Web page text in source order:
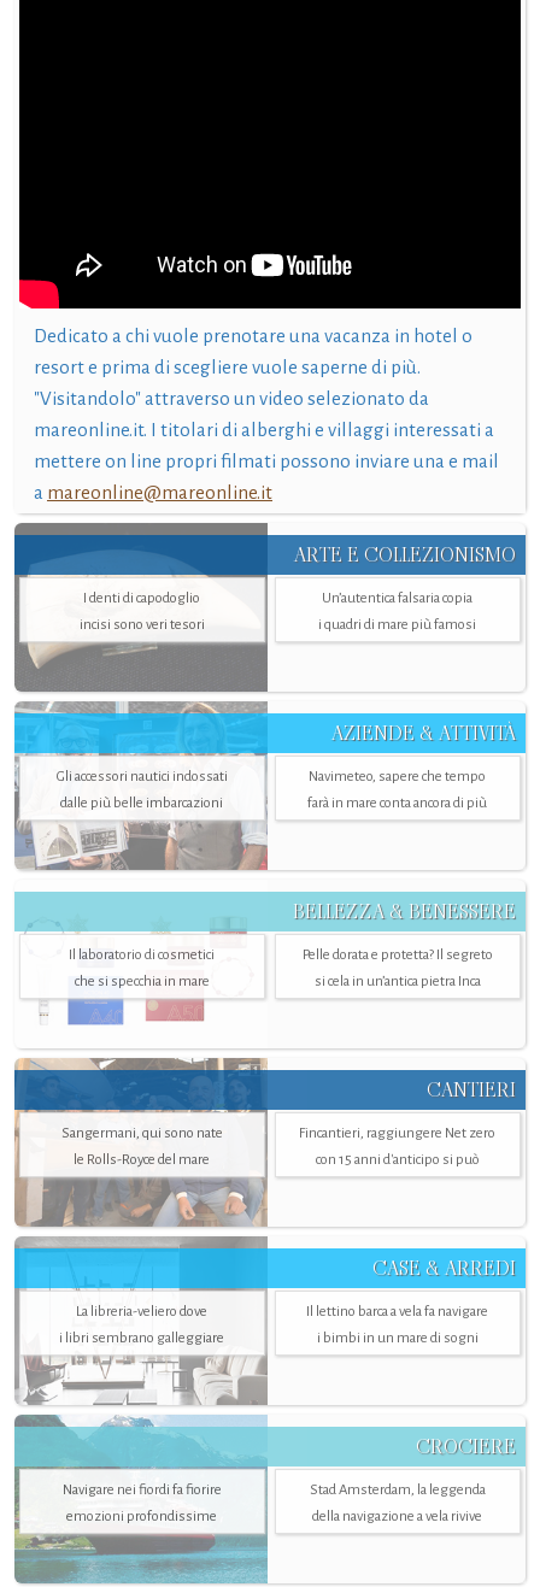
Dedicato a chi vuole prenotare una vacanza in hotel o
resort e prima di scegliere vuole saperne di più.
"Visitandolo" attraverso un video selezionato da
mareonline.it. I titolari di alberghi e villaggi interessati a
mettere on line propri filmati possono inviare una e mail
a mareonline@mareonline.it
ARTE E COLLEZIONISMO
I denti di capodoglio
incisi sono veri tesori
Un’autentica falsaria copia
i quadri di mare più famosi
AZIENDE & ATTIVITÀ
Gli accessori nautici indossati
dalle più belle imbarcazioni
Navimeteo, sapere che tempo
farà in mare conta ancora di più
BELLEZZA & BENESSERE
Il laboratorio di cosmetici
che si specchia in mare
Pelle dorata e protetta? Il segreto
si cela in un’antica pietra Inca
CANTIERI
Sangermani, qui sono nate
le Rolls-Royce del mare
Fincantieri, raggiungere Net zero
con 15 anni d'anticipo si può
CASE & ARREDI
La libreria-veliero dove
i libri sembrano galleggiare
Il lettino barca a vela fa navigare
i bimbi in un mare di sogni
CROCIERE
Navigare nei fiordi fa fiorire
emozioni profondissime
Stad Amsterdam, la leggenda
della navigazione a vela rivive